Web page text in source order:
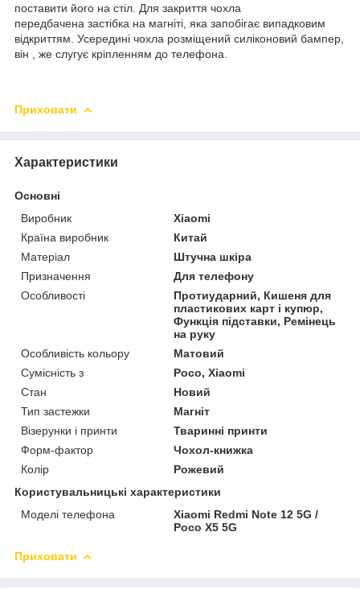
поставити його на стіл. Для закриття чохла
передбачена застібка на магніті, яка запобігає випадковим
відкриттям. Усередині чохла розміщений силіконовий бампер,
він , же слугує кріпленням до телефона.
Приховати
Характеристики
Основні
Виробник
Xiaomi
Країна виробник
Китай
Матеріал
Штучна шкіра
Призначення
Для телефону
Особливості
Протиударний, Кишеня для
пластикових карт і купюр,
Функція підставки, Ремінець
на руку
Особливість кольору
Матовий
Сумісність з
Poco, Xiaomi
Стан
Новий
Тип застежки
Магніт
Візерунки і принти
Тваринні принти
Форм-фактор
Чохол-книжка
Колір
Рожевий
Користувальницькі характеристики
Моделі телефона
Xiaomi Redmi Note 12 5G /
Poco X5 5G
Приховати